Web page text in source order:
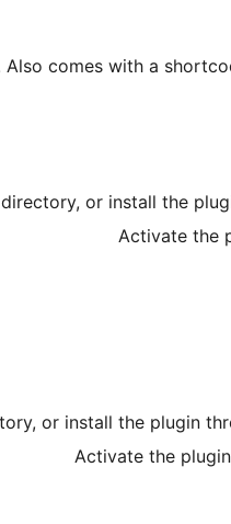
comes with a
directory, or install the
Activate the
or install the plugin
Activate the